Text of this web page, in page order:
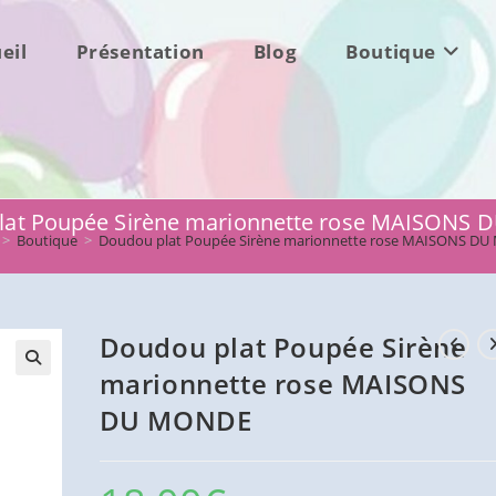
Présentation Blog Boutique
Poupée Sirène marionnette rose MAISONS
> Boutique > Doudou plat Poupée Sirène marionnette rose MAISONS DU
Doudou plat Poupée Sirène
marionnette rose MAISONS
DU MONDE